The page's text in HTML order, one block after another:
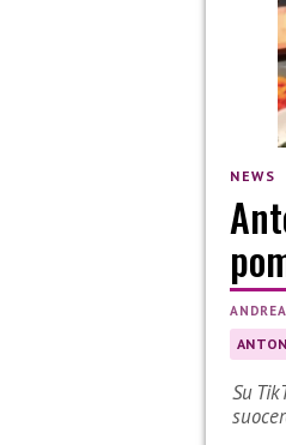
NEWS
Su